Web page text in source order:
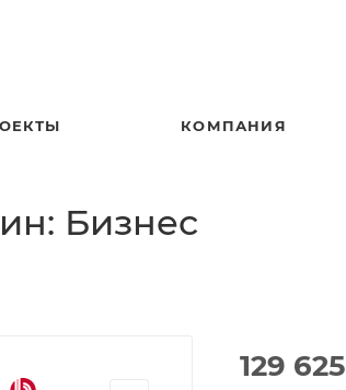
КОМПАНИЯ
Бизнес
129 625